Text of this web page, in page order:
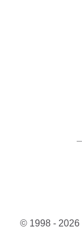
© 1998 - 2026